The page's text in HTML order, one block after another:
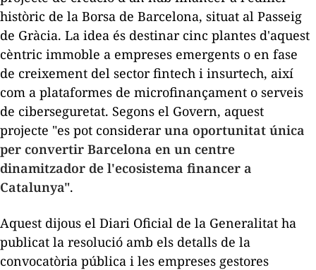
històric de la Borsa de Barcelona, situat al Passeig
de Gràcia. La idea és destinar cinc plantes d'aquest
cèntric immoble a empreses emergents o en fase
de creixement del sectorfintech i insurtech, així
com a plataformes de microfinançament o serveis
de ciberseguretat. Segons el Govern, aquest
projecte "es pot consideraruna oportunitat única
per convertir Barcelona en un centre
dinamitzador de l'ecosistema financer a
Catalunya".
Aquest dijous el Diari Oficial de la Generalitat ha
publicat la resolució amb els detalls de la
convocatòria pública i les empreses gestores